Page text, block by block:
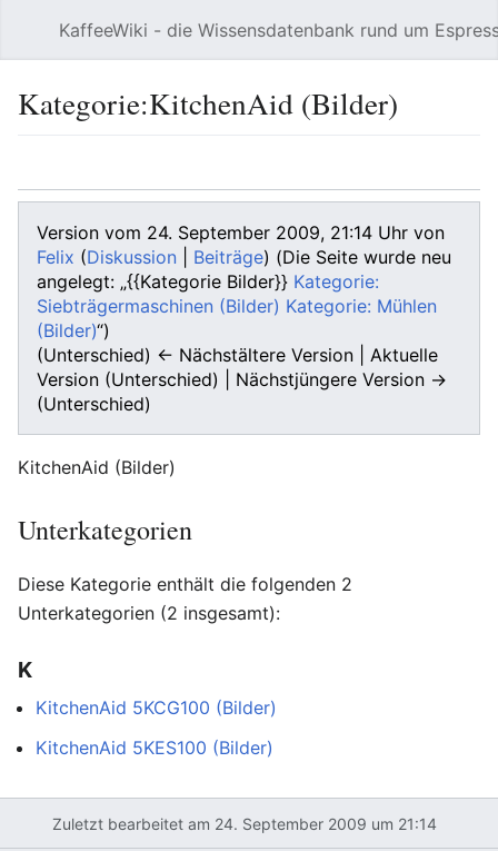
KaffeeWiki - die Wissensdatenbank rund um
Kategorie:KitchenAid (Bilder)
Version vom 24. September 2009, 21:14 Uhr von
Felix (Diskussion Beiträge) (Die Seite wurde neu
angelegt: „{{Kategorie Bilder}} Kategorie:
Siebträgermaschinen (Bilder) Kategorie: Mühlen
(Bilder)“)
(Unterschied) ← Nächstältere Version | Aktuelle
Version (Unterschied) | Nächstjüngere Version →
(Unterschied)
KitchenAid (Bilder)
Unterkategorien
Diese Kategorie enthält die folgenden 2
Unterkategorien (2 insgesamt):
K
KitchenAid 5KCG100 (Bilder)
KitchenAid 5KES100 (Bilder)
Zuletzt bearbeitet am 24. September 2009 um 21:14